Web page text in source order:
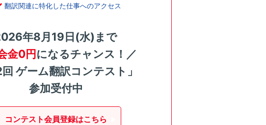
翻訳関連に特化した仕事へのアクセス
年8月19日(水)まで
金0円になるチャンス！／
回 ゲーム翻訳コンテスト」
参加受付中
コンテスト会員登録はこちら